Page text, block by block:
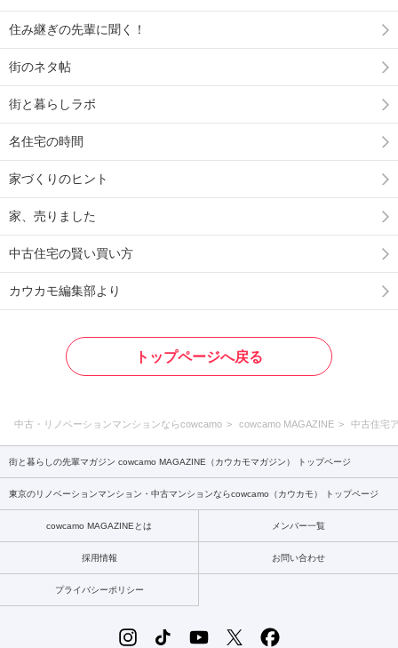
住み継ぎの先輩に聞く！
街のネタ帖
街と暮らしラボ
名住宅の時間
家づくりのヒント
家、売りました
中古住宅の賢い買い方
カウカモ編集部より
トップページへ戻る
中古・リノベーションマンションならcowcamo cowcamo MAGAZINE 中古住宅
街と暮らしの先輩マガジン cowcamo MAGAZINE（カウカモマガジン） トップページ
東京のリノベーションマンション・中古マンションならcowcamo（カウカモ） トップページ
cowcamo MAGAZINEとは メンバー一覧
採用情報 お問い合わせ
プライバシーポリシー